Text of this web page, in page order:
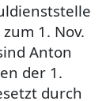
1. Nov.
Anton
der 1.
durch